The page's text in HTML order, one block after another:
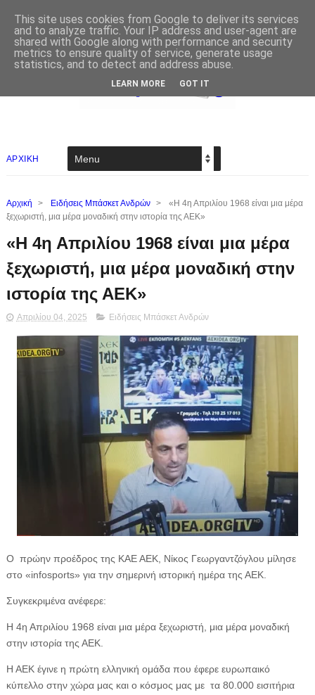
ΑΡΧΙΚΗ
Αρχική > Ειδήσεις Μπάσκετ Ανδρών >
«Η 4η Απριλίου 1968 είναι μια μέρα
ξεχωριστή, μια μέρα μοναδική στην ιστορία της ΑΕΚ»
«Η 4η Απριλίου 1968 είναι μια μέρα
ξεχωριστή, μια μέρα μοναδική στην
ιστορία της ΑΕΚ»
Απριλίου 04, 2025 Ειδήσεις Μπάσκετ Ανδρών
Ο πρώην προέδρος της ΚΑΕ ΑΕΚ, Νίκος Γεωργαντζόγλου μίλησε
στο «infosports» για την σημερινή ιστορική ημέρα της ΑΕΚ.
Συγκεκριμένα ανέφερε:
Η 4η Απριλίου 1968 είναι μια μέρα ξεχωριστή, μια μέρα μοναδική
στην ιστορία της ΑΕΚ.
Η ΑΕΚ έγινε η πρώτη ελληνική ομάδα που έφερε ευρωπαικό
κύπελλο στην χώρα μας και ο κόσμος μας με τα 80.000 εισιτήρια
This site uses cookies from Google to deliver its services
and to analyze traffic. Your IP address and user-agent are
shared with Google along with performance and security
metrics to ensure quality of service, generate usage
statistics, and to detect and address abuse.
LEARN MORE GOT IT